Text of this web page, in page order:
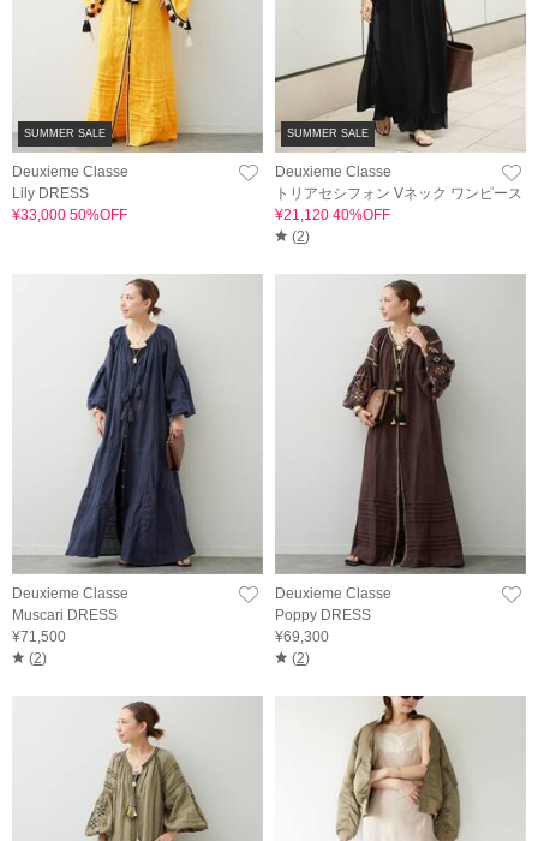
SUMMER SALE
Deuxieme Classe
Lily DRESS
¥33,000 50%OFF
SUMMER SALE
Deuxieme Classe
トリアセシフォン Vネック ワンピース
¥21,120 40%OFF
(2)
Deuxieme Classe
Muscari DRESS
¥71,500
(2)
Deuxieme Classe
Poppy DRESS
¥69,300
(2)